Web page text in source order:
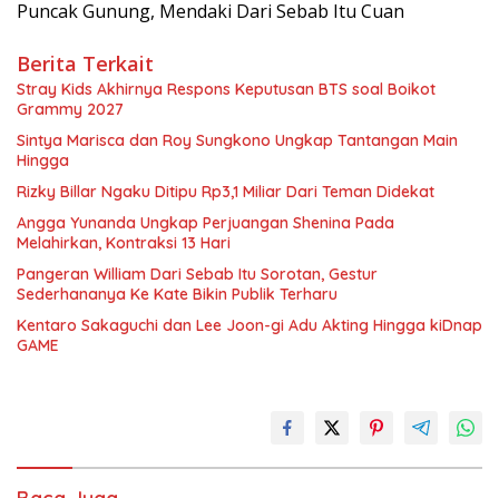
Puncak Gunung, Mendaki Dari Sebab Itu Cuan
Berita Terkait
Stray Kids Akhirnya Respons Keputusan BTS soal Boikot
Grammy 2027
Sintya Marisca dan Roy Sungkono Ungkap Tantangan Main
Hingga
Rizky Billar Ngaku Ditipu Rp3,1 Miliar Dari Teman Didekat
Angga Yunanda Ungkap Perjuangan Shenina Pada
Melahirkan, Kontraksi 13 Hari
Pangeran William Dari Sebab Itu Sorotan, Gestur
Sederhananya Ke Kate Bikin Publik Terharu
Kentaro Sakaguchi dan Lee Joon-gi Adu Akting Hingga kiDnap
GAME